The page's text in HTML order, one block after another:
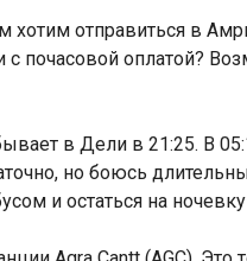
отправиться в
почасовой оплатой?
в Дели в 21:25. В
но боюсь
и остаться на